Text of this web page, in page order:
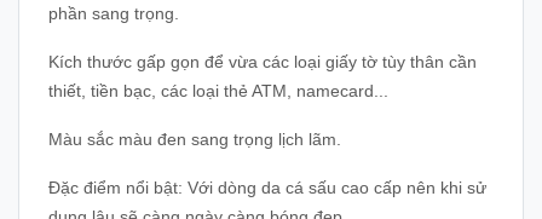
phần sang trọng.
Kích thước gấp gọn để vừa các loại giấy tờ tùy thân cần
thiết, tiền bạc, các loại thẻ ATM, namecard...
Màu sắc màu đen sang trọng lịch lãm.
Đặc điểm nổi bật: Với dòng da cá sấu cao cấp nên khi sử